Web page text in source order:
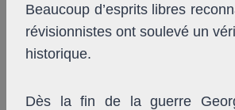
Beaucoup d’esprits libres
révisionnistes ont soulevé un
historique.
Dès la fin de la guerre